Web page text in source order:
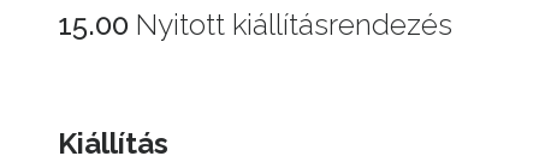
15.00 Nyitott kiállításrendezés
Kiállítás